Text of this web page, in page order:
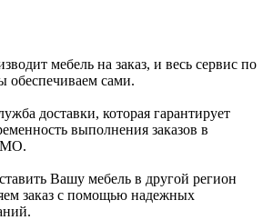
мебель на заказ, и весь сервис по
обеспечиваем сами.
доставки, которая гарантирует
выполнения заказов в
МО.
Вашу мебель в другой регион
заказ с помощью надежных